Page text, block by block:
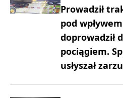
Prowadził
pod
doprowadził
pociągiem.
usłyszał